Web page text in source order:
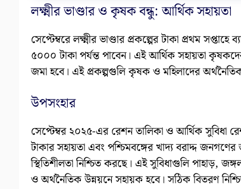
লক্ষ্মীর ভাণ্ডার ও কৃষক বন্ধু: আর্থিক সহায়তা
সেপ্টেম্বরে লক্ষ্মীর ভাণ্ডার প্রকল্পের টাকা প্রথম
৫০০০ টাকা পর্যন্ত পাবেন। এই আর্থিক সহায়তা
জমা হবে। এই প্রকল্পগুলি কৃষক ও মহিলাদের
উপসংহার
সেপ্টেম্বর ২০২৫-এর রেশন তালিকা ও আর্থিক সুবিধা
টাকার সহায়তা এবং পশ্চিমবঙ্গের খাদ্য বরাদ্দ
স্থিতিশীলতা নিশ্চিত করছে। এই সুবিধাগুলি পাহাড়,
ও অর্থনৈতিক উন্নয়নে সহায়ক হবে। সঠিক বিতরণ